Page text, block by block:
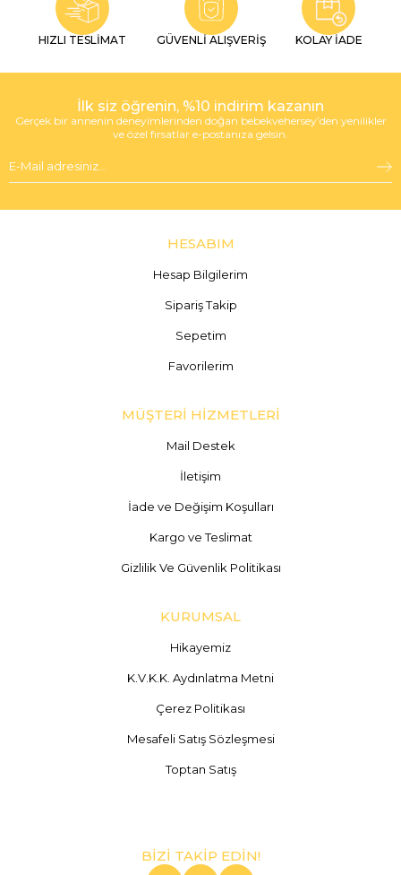
HIZLI TESLİMAT GÜVENLİ ALIŞVERİŞ KOLAY İADE
İlk siz öğrenin, %10 indirim kazanın
Gerçek bir annenin deneyimlerinden doğan bebekvehersey’den yenilikler
ve özel fırsatlar e-postanıza gelsin.
HESABIM
Hesap Bilgilerim
Sipariş Takip
Sepetim
Favorilerim
MÜŞTERİ HİZMETLERİ
Mail Destek
İletişim
İade ve Değişim Koşulları
Kargo ve Teslimat
Gizlilik Ve Güvenlik Politikası
KURUMSAL
Hikayemiz
K.V.K.K. Aydınlatma Metni
Çerez Politikası
Mesafeli Satış Sözleşmesi
Toptan Satış
BİZİ TAKİP EDİN!